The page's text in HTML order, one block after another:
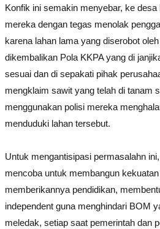
Konfik ini semakin menyebar, ke desa
mereka dengan tegas menolak
karena lahan lama yang diserobot
dikembalikan Pola KKPA yang di
sesuai dan di sepakati pihak
mengklaim sawit yang telah di tanam
menggunakan polisi mereka
menduduki lahan tersebut.
Untuk mengantisipasi permasalahn
mencoba untuk membangun
memberikannya pendidikan,
independent guna menghindari BOM
meledak, setiap saat pemerintah dan